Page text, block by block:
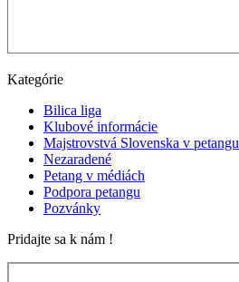
Kategórie
Bilica liga
Klubové informácie
Majstrovstvá Slovenska v petangu
Nezaradené
Petang v médiách
Podpora petangu
Pozvánky
Pridajte sa k nám !